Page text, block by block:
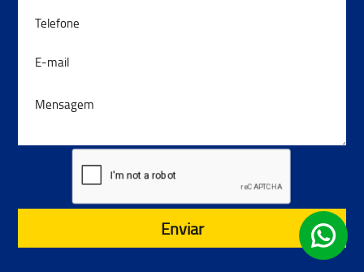
Enviar